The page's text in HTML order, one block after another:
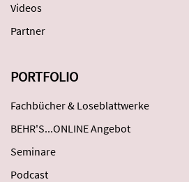
Videos
Partner
PORTFOLIO
Fachbücher & Loseblattwerke
BEHR'S...ONLINE Angebot
Seminare
Podcast